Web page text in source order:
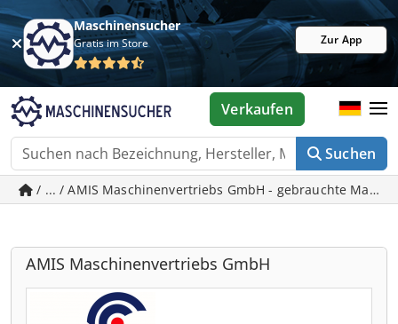
Maschinensucher
Gratis im Store Zur App
Suchen
Verkaufen
/ ... / AMIS Maschinenvertriebs GmbH - gebrauchte
AMIS Maschinenvertriebs GmbH